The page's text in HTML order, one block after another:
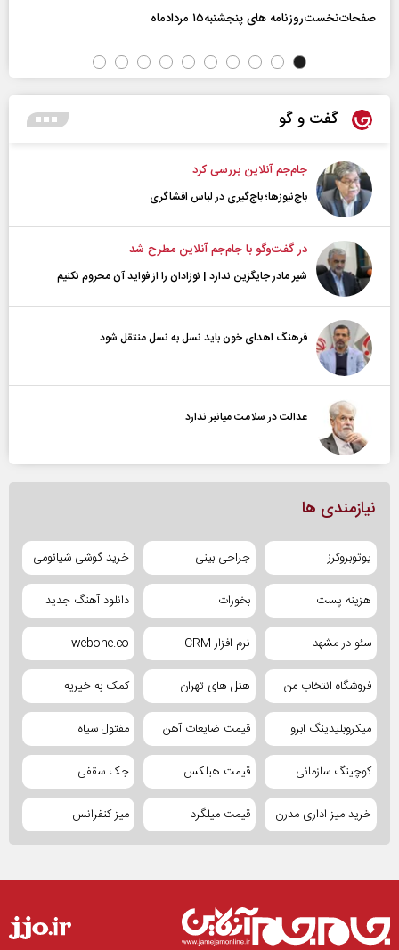
صفحات‌نخست‌روزنامه ها‌ی پنجشنبه‌۱۵ مردادماه
گفت و گو
جام‌جم آنلاین بررسی کرد
باج‌نیوزها؛ باج‌گیری در لباس افشاگری
در گفت‌و‌گو با جام‌جم آنلاین مطرح شد
شیر مادر جایگزین ندارد | نوزادان را از فواید آن محروم نکنیم
فرهنگ اهدای خون باید نسل به نسل منتقل شود
عدالت در سلامت میانبر ندارد
نیازمندی ها
یوتوبروکرز جراحی بینی خرید گوشی شیائومی
هزینه پست بخورات دانلود آهنگ جدید
سئو در مشهد نرم افزار CRM webone.co
فروشگاه انتخاب من هتل های تهران کمک به خیریه
میکروبلیدینگ ابرو قیمت ضایعات آهن مفتول سیاه
کوچینگ سازمانی قیمت هبلکس جک سقفی
خرید میز اداری مدرن قیمت میلگرد میز کنفرانس